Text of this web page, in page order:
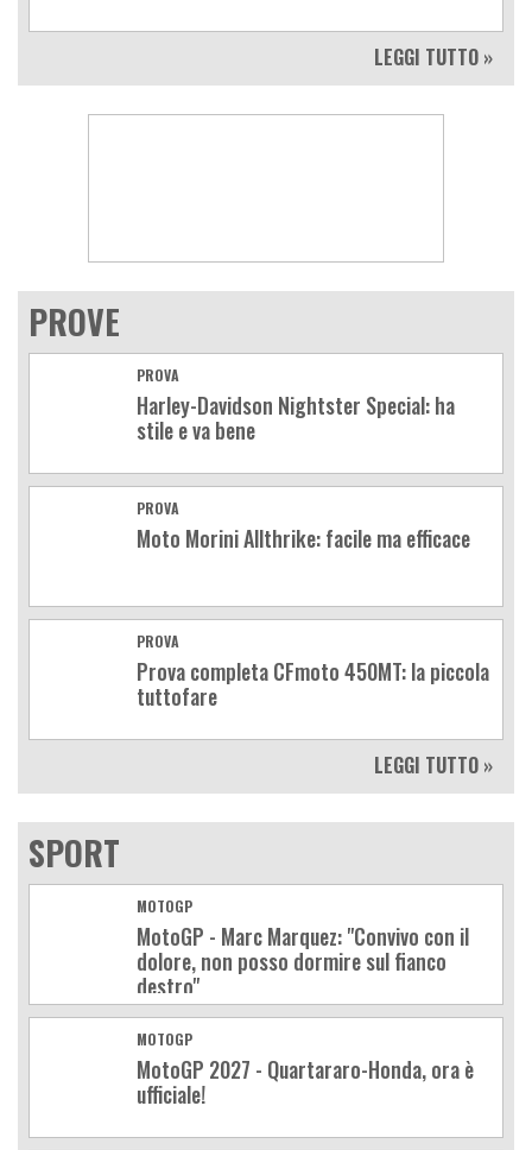
LEGGI TUTTO »
PROVE
PROVA
Harley-Davidson Nightster Special: ha
stile e va bene
PROVA
Moto Morini Allthrike: facile ma efficace
PROVA
Prova completa CFmoto 450MT: la piccola
tuttofare
LEGGI TUTTO »
SPORT
MOTOGP
MotoGP - Marc Marquez: "Convivo con il
dolore, non posso dormire sul fianco
destro"
MOTOGP
MotoGP 2027 - Quartararo-Honda, ora è
ufficiale!